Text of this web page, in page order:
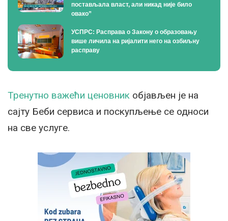
постављала власт, али никад није било
овако”
УСПРС: Расправа о Закону о образовању
више личила на ријалити него на озбиљну
расправу
Тренутно важећи ценовник објављен је на
сајту Беби сервиса и поскупљење се односи
на све услуге.